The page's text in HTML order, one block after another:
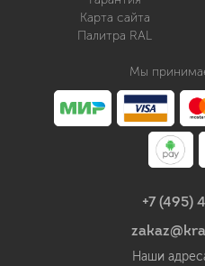
Карта сайта
Палитра RAL
Мы
+7 (495)
Наши